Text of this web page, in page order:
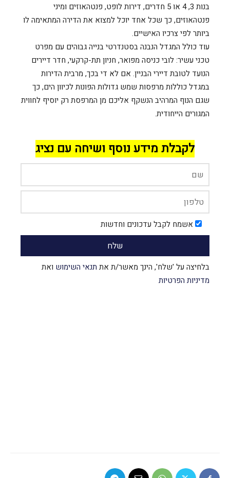
בנות 3, 4 או 5 חדרים, דירות לופט, פנטהאוזים ומיני
פנטהאוזים, כך שכל אחד יוכל למצוא את הדירה המתאימה לו
ביותר לפי צרכיו האישיים.
עוד כולל המגדל הנבנה בסטנדרטי בנייה גבוהים עם מפרט
טכני עשיר: לובי כניסה מפואר, חניון תת-קרקעי, חדר דיירים
הנועד לטובת דיירי הבניין. אם לא די בכך, מרבית הדירות
במגדל כוללות מרפסות שמש גדולות הפונות לכיוון הים, כך
שגם הנוף המרהיב הנשקף אליכם מן המרפסת רק יוסיף לחווית
המגורים הייחודית.
לקבלת מידע נוסף ושיחה עם נציג
אשמח לקבל עדכונים וחדשות
בלחיצה על 'שלח', הינך מאשר/ת את תנאי השימוש ואת
מדיניות הפרטיות